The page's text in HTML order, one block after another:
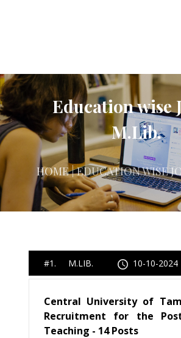
Education wise
M.Lib.
HOME| EDUCATION WISE
#1. M.LIB. 10-10-2024
Central University of
Recruitment for the
Teaching - 14 Posts